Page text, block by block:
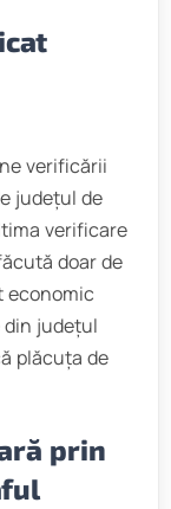
verificării
județul de
verificare
doar de
economic
județul
plăcuța de
prin